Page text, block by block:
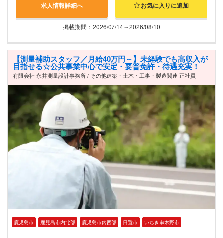
求人情報詳細へ お気に入りに追加
掲載期間：2026/07/14～2026/08/10
【測量補助スタッフ／月給40万円～】未経験でも高収入が
目指せる☆公共事業中心で安定・要普免許・待遇充実！
有限会社 永井測量設計事務所 / その他建築・土木・工事・製造関連 正社員
鹿児島市 鹿児島市内北部 鹿児島市内西部 日置市 いちき串木野市